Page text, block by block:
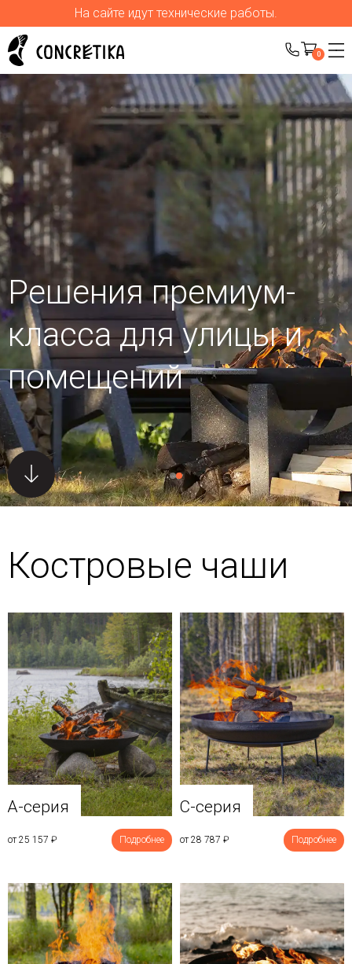
На сайте идут технические работы.
0
Решения премиум-
класса для улицыи
помещений
Костровые чаши
A-серия
от 25 157 ₽ Подробнее
C-серия
от 28 787 ₽ Подробнее